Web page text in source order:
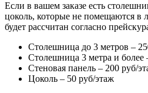
Если в вашем заказе есть
цоколь, которые не помещаются в
будет рассчитан согласно
Столешница до 3 метров –
Столешница 3 метра и более
Стеновая панель – 200 руб/
Цоколь – 50 руб/этаж